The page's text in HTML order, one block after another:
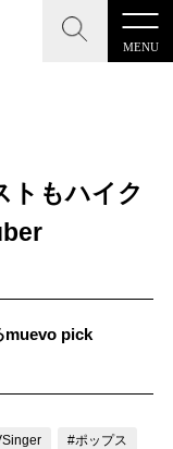
MENU
CLOSE
CLOSE
ィア
もハイク
muevo pick
#ポップス